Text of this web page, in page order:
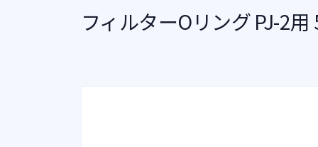
フィルターOリング PJ-2用